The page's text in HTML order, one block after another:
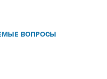
ВОПРОСЫ